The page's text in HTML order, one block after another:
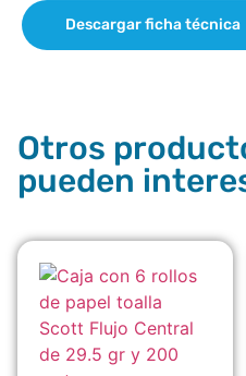
Descargar ficha técnica
Otros
pueden